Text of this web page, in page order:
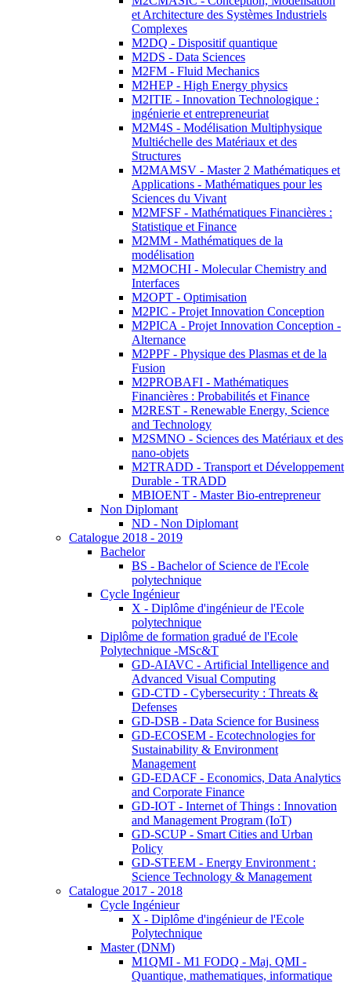
et Architecture des Systèmes Industriels
Complexes
M2DQ - Dispositif quantique
M2DS - Data Sciences
M2FM - Fluid Mechanics
M2HEP - High Energy physics
M2ITIE - Innovation Technologique :
ingénierie et entrepreneuriat
M2M4S - Modélisation Multiphysique
Multiéchelle des Matériaux et des
Structures
M2MAMSV - Master 2 Mathématiques et
Applications - Mathématiques pour les
Sciences du Vivant
M2MFSF - Mathématiques Financières :
Statistique et Finance
M2MM - Mathématiques de la
modélisation
M2MOCHI - Molecular Chemistry and
Interfaces
M2OPT - Optimisation
M2PIC - Projet Innovation Conception
M2PICA - Projet Innovation Conception -
Alternance
M2PPF - Physique des Plasmas et de la
Fusion
M2PROBAFI - Mathématiques
Financières : Probabilités et Finance
M2REST - Renewable Energy, Science
and Technology
M2SMNO - Sciences des Matériaux et des
nano-objets
M2TRADD - Transport et Développement
Durable - TRADD
MBIOENT - Master Bio-entrepreneur
Non Diplomant
ND - Non Diplomant
Catalogue 2018 - 2019
Bachelor
BS - Bachelor of Science de l'Ecole
polytechnique
Cycle Ingénieur
X - Diplôme d'ingénieur de l'Ecole
polytechnique
Diplôme de formation gradué de l'Ecole
Polytechnique -MSc&T
GD-AIAVC - Artificial Intelligence and
Advanced Visual Computing
GD-CTD - Cybersecurity : Threats &
Defenses
GD-DSB - Data Science for Business
GD-ECOSEM - Ecotechnologies for
Sustainability & Environment
Management
GD-EDACF - Economics, Data Analytics
and Corporate Finance
GD-IOT - Internet of Things : Innovation
and Management Program (IoT)
GD-SCUP - Smart Cities and Urban
Policy
GD-STEEM - Energy Environment :
Science Technology & Management
Catalogue 2017 - 2018
Cycle Ingénieur
X - Diplôme d'ingénieur de l'Ecole
Polytechnique
Master (DNM)
M1QMI - M1 FODQ - Maj. QMI -
Quantique, mathematiques, informatique